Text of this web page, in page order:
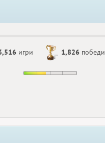
игри 1,826 победи